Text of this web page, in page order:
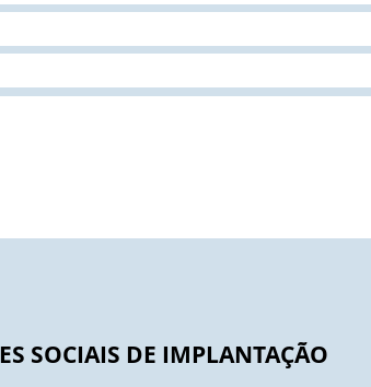
SOCIAIS DE IMPLANTAÇÃO